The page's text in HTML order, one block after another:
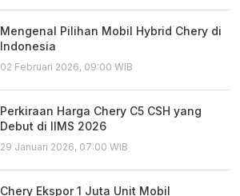
Mengenal Pilihan Mobil Hybrid Chery di
Indonesia
02 Februari 2026, 09:00 WIB
Perkiraan Harga Chery C5 CSH yang
Debut di IIMS 2026
29 Januari 2026, 07:00 WIB
Chery Ekspor 1 Juta Unit Mobil